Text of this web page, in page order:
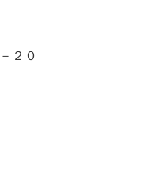
２０